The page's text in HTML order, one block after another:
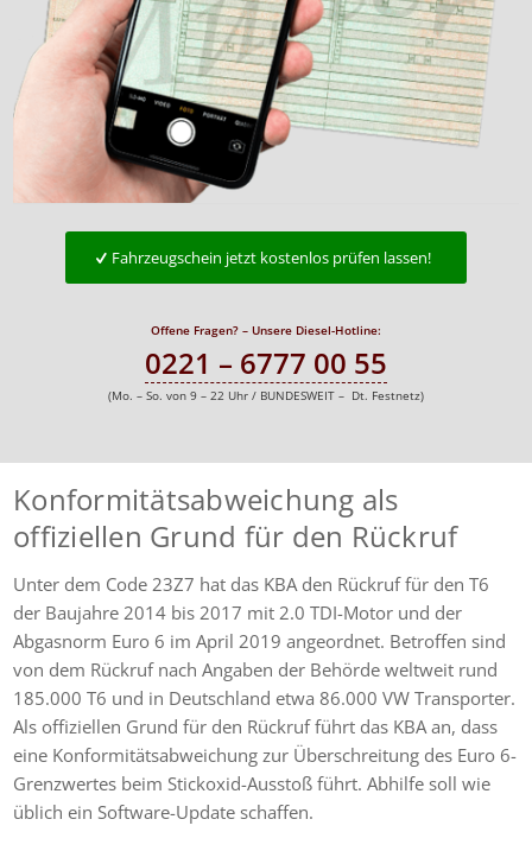
Fahrzeugschein jetzt kostenlos prüfen lassen!
Offene Fragen? – Unsere Diesel-Hotline:
0221 – 6777 00 55
(Mo. – So. von 9 – 22 Uhr / BUNDESWEIT – Dt. Festnetz)
Konformitätsabweichung als
offiziellen Grund für den Rückruf
Unter dem Code 23Z7 hat das KBA den Rückruf für den T6
der Baujahre 2014 bis 2017 mit 2.0 TDI-Motor und der
Abgasnorm Euro 6 im April 2019 angeordnet. Betroffen sind
von dem Rückruf nach Angaben der Behörde weltweit rund
185.000 T6 und in Deutschland etwa 86.000 VW Transporter.
Als offiziellen Grund für den Rückruf führt das KBA an, dass
eine Konformitätsabweichung zur Überschreitung des Euro 6-
Grenzwertes beim Stickoxid-Ausstoß führt. Abhilfe soll wie
üblich ein Software-Update schaffen.